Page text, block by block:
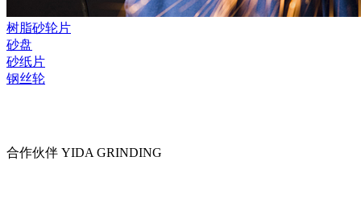
树脂砂轮片
砂盘
砂纸片
钢丝轮
合作伙伴 YIDA GRINDING